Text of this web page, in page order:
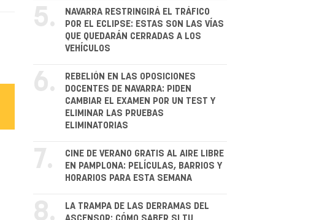
5.
NAVARRA RESTRINGIRÁ EL TRÁFICO
POR EL ECLIPSE: ESTAS SON LAS VÍAS
QUE QUEDARÁN CERRADAS A LOS
VEHÍCULOS
6.
REBELIÓN EN LAS OPOSICIONES
DOCENTES DE NAVARRA: PIDEN
CAMBIAR EL EXAMEN POR UN TEST Y
ELIMINAR LAS PRUEBAS
ELIMINATORIAS
7.
CINE DE VERANO GRATIS AL AIRE LIBRE
EN PAMPLONA: PELÍCULAS, BARRIOS Y
HORARIOS PARA ESTA SEMANA
8.
LA TRAMPA DE LAS DERRAMAS DEL